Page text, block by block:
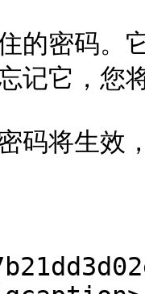
的密码。
记它，您
码将生效